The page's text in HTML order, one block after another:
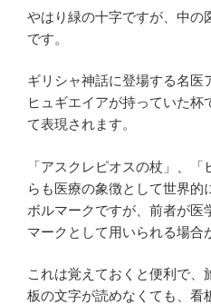
やはり緑の十字ですが、中の
です。
ギリシャ神話に登場する名医
ヒュギエイアが持っていた杯
て表現されます。
「アスクレピオスの杖」、
らも医療の象徴として世界的
ボルマークですが、前者が医
マークとして用いられる場合
これは覚えておくと便利で、
板の文字が読めなくても、看